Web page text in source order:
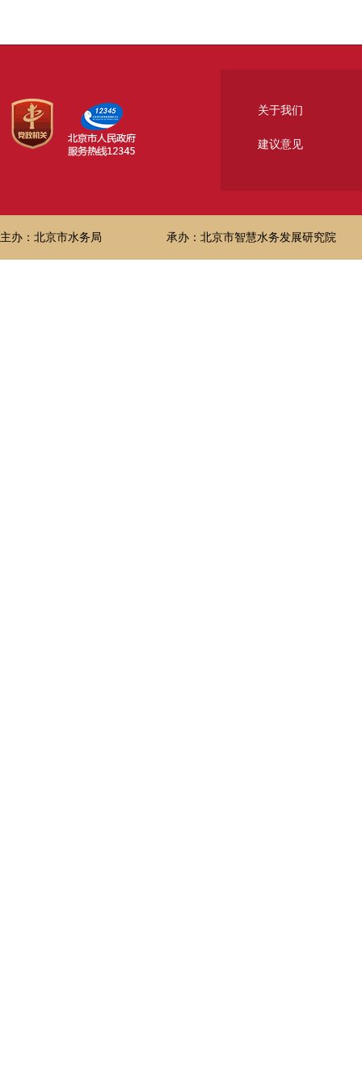
关于我们
建议意见
主办：北京市水务局 承办：北京市智慧水务发展研究院